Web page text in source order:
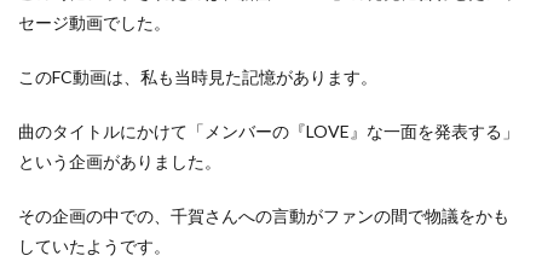
セージ動画でした。
このFC動画は、私も当時見た記憶があります。
曲のタイトルにかけて「メンバーの『LOVE』な一面を発表する」
という企画がありました。
その企画の中での、千賀さんへの言動がファンの間で物議をかも
していたようです。